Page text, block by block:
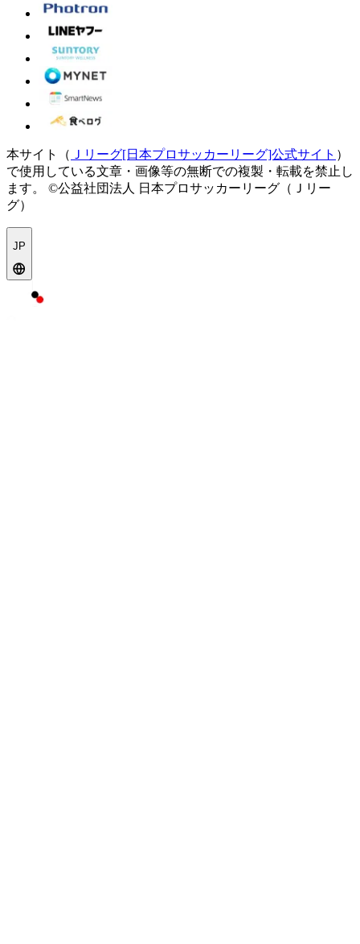
本サイト（ Ｊリーグ[日本プロサッカーリーグ]公式サイト ）
で使用している文章・画像等の無断での複製・転載を禁止し
ます。
©公益社団法人 日本プロサッカーリーグ（Ｊリー
グ）
JP